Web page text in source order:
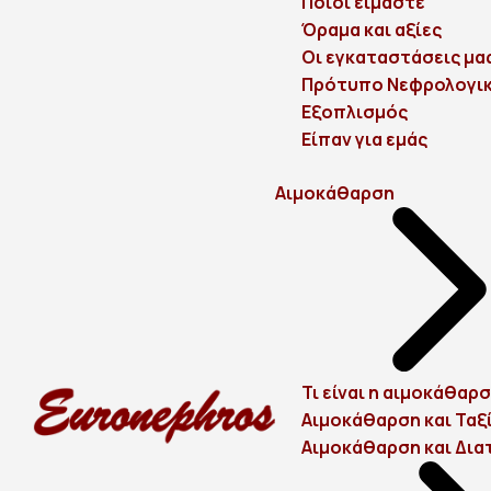
Όραμα και αξίες
Οι εγκαταστάσεις
Πρότυπο
Eξοπλισμός
Είπαν για εμάς
Αιμοκάθαρση
Τι είναι η
Αιμοκάθαρση και
Αιμοκάθαρση και